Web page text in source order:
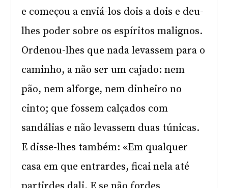
e começou a enviá-los dois a dois e deu-
lhes poder sobre os espíritos malignos.
Ordenou-lhes que nada levassem para o
caminho, a não ser um cajado: nem
pão, nem alforge, nem dinheiro no
cinto; que fossem calçados com
sandálias e não levassem duas túnicas.
E disse-lhes também: «Em qualquer
casa em que entrardes, ficai nela até